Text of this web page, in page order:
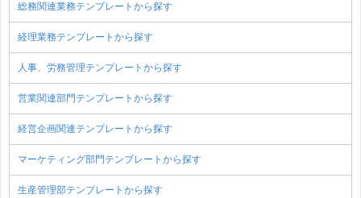
総務関連業務テンプレートから探す
経理業務テンプレートから探す
人事、労務管理テンプレートから探す
営業関連部門テンプレートから探す
経営企画関連テンプレートから探す
マーケティング部門テンプレートから探す
生産管理部テンプレートから探す